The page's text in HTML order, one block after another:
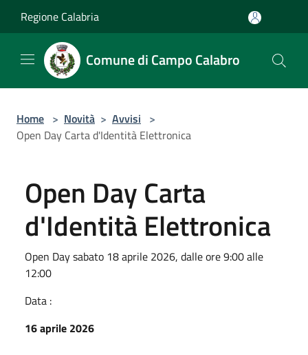
Regione Calabria
Comune di Campo Calabro
Home > Novità > Avvisi >
Open Day Carta d'Identità Elettronica
Open Day Carta
d'Identità Elettronica
Open Day sabato 18 aprile 2026, dalle ore 9:00 alle
12:00
Data :
16 aprile 2026